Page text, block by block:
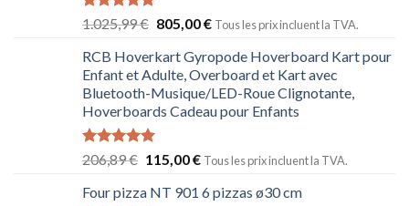
Note 5.00
1.025,99€ 805,00€ Tous les prix incluent la TVA.
RCB Hoverkart Gyropode Hoverboard Kart pour
Enfant et Adulte, Overboard et Kart avec
Bluetooth-Musique/LED-Roue Clignotante,
Hoverboards Cadeau pour Enfants
Note5.00
sur 5
206,89€ 115,00€ Tous les prix incluent la TVA.
Four pizza NT 901 6 pizzas ø30 cm